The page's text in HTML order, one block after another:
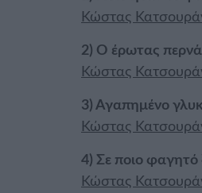
Κώστας
2) Ο έρωτας
Κώστας
3) Αγαπημένο
Κώστας
4) Σε ποιο φαγητό
Κώστας